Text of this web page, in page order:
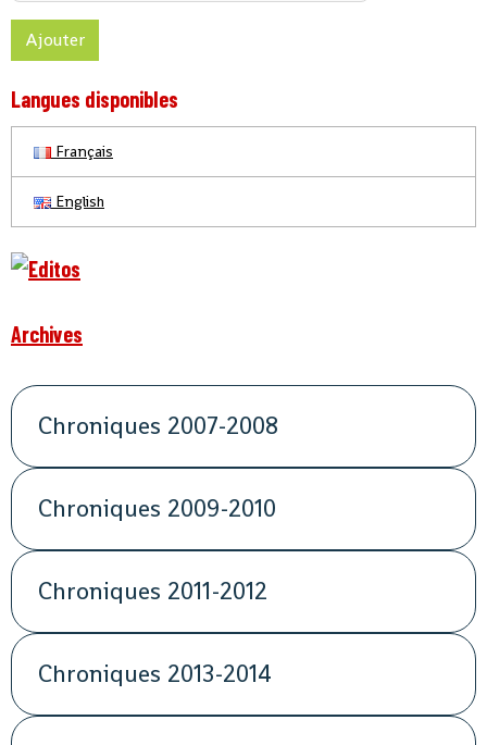
Ajouter
Langues disponibles
Français
English
Archives
Chroniques 2007-2008
Chroniques 2009-2010
Chroniques 2011-2012
Chroniques 2013-2014